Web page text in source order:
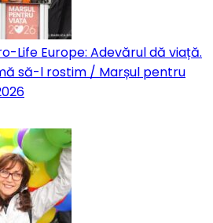
Life Europe: Adevărul dă viață.
să-l rostim / Marșul pentru